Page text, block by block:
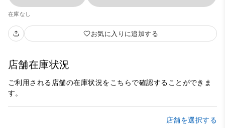
在庫なし
お気に入りに追加する
店舗在庫状況
ご利用される店舗の在庫状況をこちらで確認することができま
す。
店舗を選択する